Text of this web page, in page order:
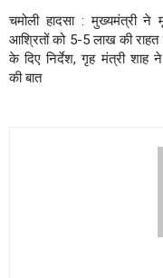
चमोली हादसा : मुख्यमंत्री ने
आश्रितों को 5-5 लाख की राहत
के दिए निर्देश, गृह मंत्री शाह
की बात